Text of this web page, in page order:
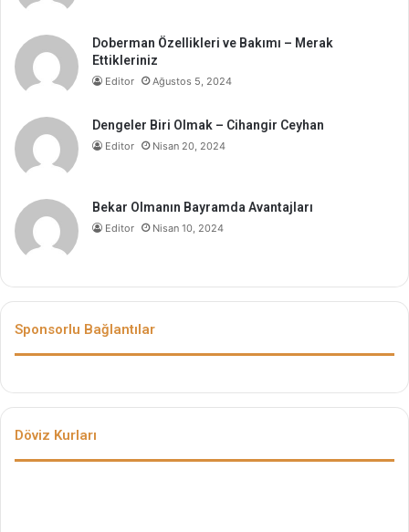
Doberman Özellikleri ve Bakımı – Merak
Ettikleriniz
Editor Ağustos 5, 2024
Dengeler Biri Olmak – Cihangir Ceyhan
Editor Nisan 20, 2024
Bekar Olmanın Bayramda Avantajları
Editor Nisan 10, 2024
Sponsorlu Bağlantılar
Döviz Kurları